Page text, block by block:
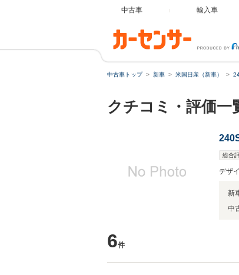
中古車 輸入車
中古車トップ 新車 米国日産（新車）
クチコミ・評価一
総合
デザ
新
中
6件